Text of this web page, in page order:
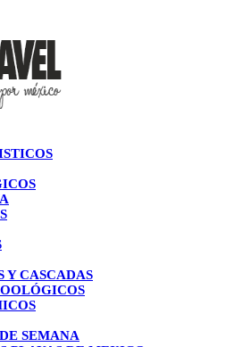
Y CASCADAS
SEMANA